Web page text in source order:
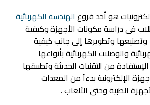
هو أحد فروع الهندسة الكهربائية
في دراسة مكونات الأجهزة وكيفية
وتطويرها إلى جانب كيفية
والوصلات الكهربائية بأنواعها
من التقنيات الحديثة وتطبيقها
الإلكترونية بدءاً من المعدات
الطبية وحتى الألعاب .